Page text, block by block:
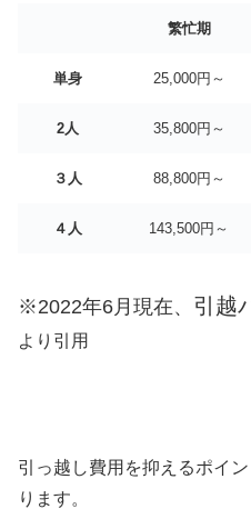
繁忙期
単身 25,000円～
2人 35,800円～
３人 88,800円～
４人 143,500円～
※2022年6月現在、 引越
より引用
引っ越し費用を抑えるポイ
ります。